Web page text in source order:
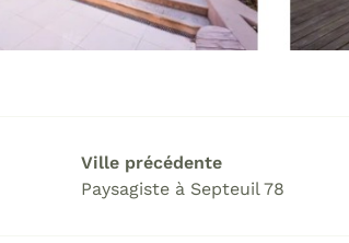
Ville précédente
Paysagiste à Septeuil 78